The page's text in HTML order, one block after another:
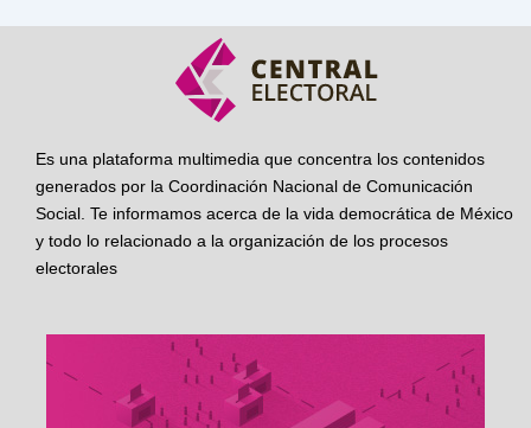
Es una plataforma multimedia que concentra los contenidos
generados por la Coordinación Nacional de Comunicación
Social. Te informamos acerca de la vida democrática de México
y todo lo relacionado a la organización de los procesos
electorales